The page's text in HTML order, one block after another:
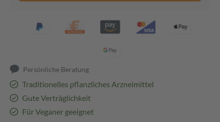
Persönliche Beratung
Traditionelles pflanzliches Arzneimittel
Gute Verträglichkeit
Für Veganer geeignet